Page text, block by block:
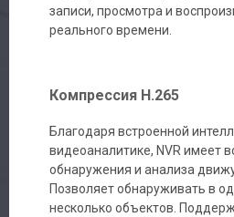
записи, просмотра и
реального времени.
Компрессия H.265
Благодаря встроенной
видеоаналитике, NVR имеет
обнаружения и анализа
Позволяет обнаруживать в
несколько объектов.